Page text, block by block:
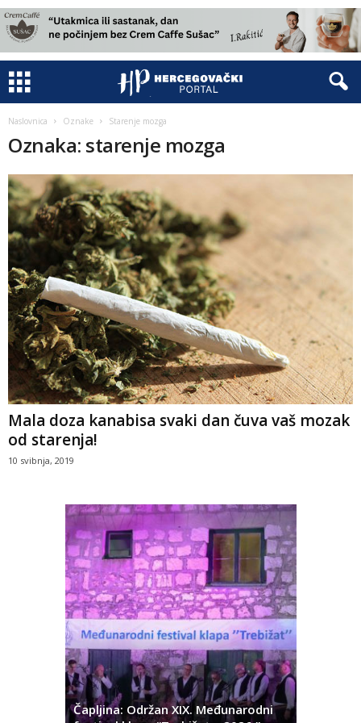
Naslovnica Oznake Starenje mozga
Oznaka: starenje mozga
Mala doza kanabisa svaki dan čuva vaš mozak
od starenja!
10 svibnja, 2019
Čapljina: Održan XIX. Međunarodni